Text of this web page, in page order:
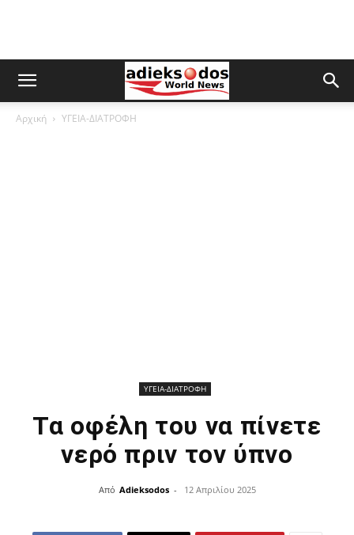
Αρχική ΥΓΕΙΑ-ΔΙΑΤΡΟΦΗ
ΥΓΕΙΑ-ΔΙΑΤΡΟΦΗ
Τα οφέλη του να πίνετε
νερό πριν τον ύπνο
Από Adieksodos - 12 Απριλίου 2025